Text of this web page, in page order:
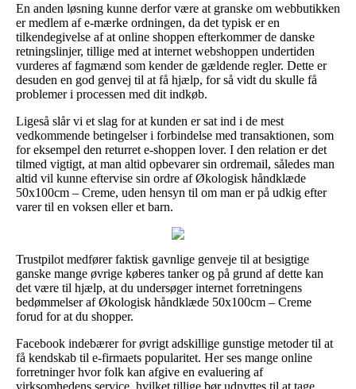
En anden løsning kunne derfor være at granske om webbutikken
er medlem af e-mærke ordningen, da det typisk er en
tilkendegivelse af at online shoppen efterkommer de danske
retningslinjer, tillige med at internet webshoppen undertiden
vurderes af fagmænd som kender de gældende regler. Dette er
desuden en god genvej til at få hjælp, for så vidt du skulle få
problemer i processen med dit indkøb.
Ligeså slår vi et slag for at kunden er sat ind i de mest
vedkommende betingelser i forbindelse med transaktionen, som
for eksempel den returret e-shoppen lover. I den relation er det
tilmed vigtigt, at man altid opbevarer sin ordremail, således man
altid vil kunne eftervise sin ordre af Økologisk håndklæde
50x100cm – Creme, uden hensyn til om man er på udkig efter
varer til en voksen eller et barn.
Trustpilot medfører faktisk gavnlige genveje til at besigtige
ganske mange øvrige køberes tanker og på grund af dette kan
det være til hjælp, at du undersøger internet forretningens
bedømmelser af Økologisk håndklæde 50x100cm – Creme
forud for at du shopper.
Facebook indebærer for øvrigt adskillige gunstige metoder til at
få kendskab til e-firmaets popularitet. Her ses mange online
forretninger hvor folk kan afgive en evaluering af
virksomhedens service, hvilket tillige bør udnyttes til at tage